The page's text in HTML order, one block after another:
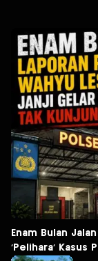
Enam Bulan
‘Pelihara’ Kasus